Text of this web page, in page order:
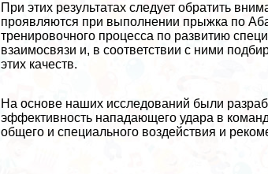
При этих результатах следует обратить
проявляются при выполнении прыжка по
тренировочного процесса по развитию
взаимосвязи и, в соответствии с ними
этих качеств.
На основе наших исследований были
эффективность нападающего удара в
общего и специального воздействия и